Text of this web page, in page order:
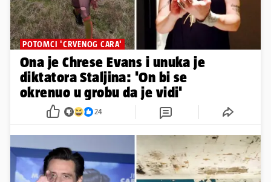
POTOMCI 'CRVENOG CARA'
Ona je Chrese Evans i unuka je
diktatora Staljina: 'On bi se
okrenuo u grobu da je vidi'
24